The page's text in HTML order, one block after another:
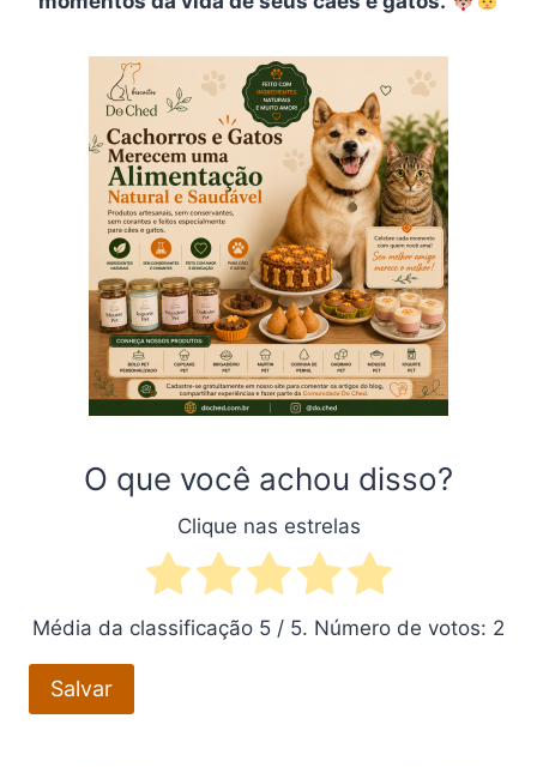
O que você achou disso?
Clique nas estrelas
Média da classificação 5 / 5. Número de votos: 2
Salvar